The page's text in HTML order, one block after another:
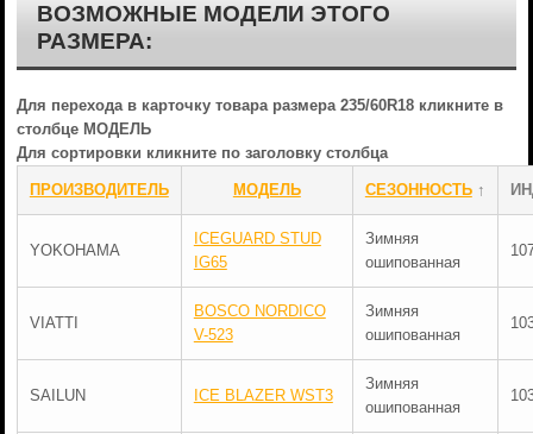
ВОЗМОЖНЫЕ МОДЕЛИ ЭТОГО
РАЗМЕРА:
Для перехода в карточку товара размера 235/60R18 кликните в
столбце МОДЕЛЬ
Для сортировки кликните по заголовку столбца
ПРОИЗВОДИТЕЛЬ МОДЕЛЬ СЕЗОННОСТЬ↑
YOKOHAMA
ICEGUARD STUD
IG65
Зимняя
ошипованная
VIATTI
BOSCO NORDICO
V-523
Зимняя
ошипованная
SAILUN ICE BLAZER WST3
Зимняя
ошипованная